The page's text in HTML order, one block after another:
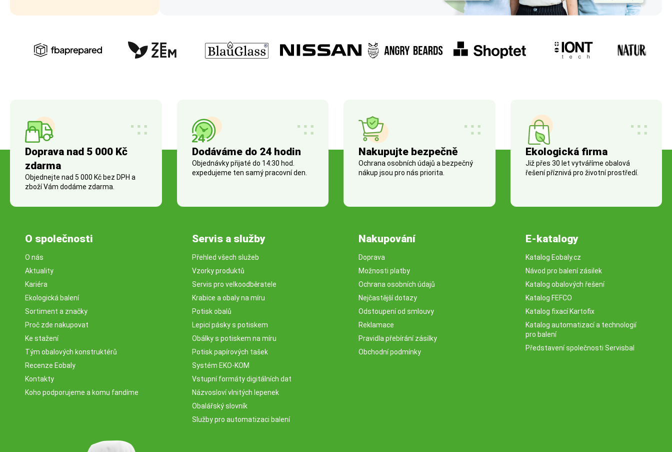
Doprava nad 5 000 Kč
zdarma
Objednejte nad 5 000 Kč bez DPH a
zboží Vám dodáme zdarma.
Dodáváme do 24 hodin
Objednávky přijaté do 14:30 hod.
expedujeme ten samý pracovní den.
Nakupujte bezpečně
Ochrana osobních údajů a bezpečný
nákup jsou pro nás priorita.
Ekologická firma
Již přes 30 let vytváříme obalová
řešení příznivá pro životní prostředí.
O společnosti
O nás
Aktuality
Kariéra
Ekologická balení
Sortiment a značky
Proč zde nakupovat
Ke stažení
Tým obalových konstruktérů
Recenze Eobaly
Kontakty
Koho podporujeme a komu fandíme
Servis a služby
Přehled všech služeb
Vzorky produktů
Servis pro velkoodběratele
Krabice a obaly na míru
Potisk obalů
Lepicí pásky s potiskem
Obálky s potiskem na míru
Potisk papírových tašek
Systém EKO-KOM
Vstupní formáty digitálních dat
Názvosloví vlnitých lepenek
Obalářský slovník
Služby pro automatizaci balení
Nakupování
Doprava
Možnosti platby
Ochrana osobních údajů
Nejčastější dotazy
Odstoupení od smlouvy
Reklamace
Pravidla přebírání zásilky
Obchodní podmínky
E-katalogy
Katalog Eobaly.cz
Návod pro balení zásilek
Katalog obalových řešení
Katalog FEFCO
Katalog fixací Kartofix
Katalog automatizací a technologií
pro balení
Představení společnosti Servisbal